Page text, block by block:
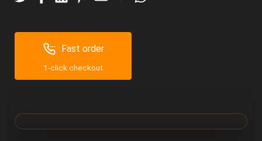
Fast order
1-click checkout